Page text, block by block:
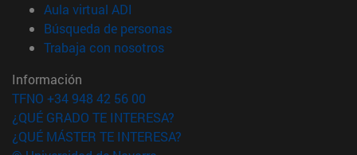
Aula virtual ADI
Búsqueda de personas(abre en nueva ventana)
Trabaja con nosotros(abre en nueva ventana)
Información
TFNO +34 948 42 56 00
¿QUÉ GRADO TE INTERESA?
¿QUÉ MÁSTER TE INTERESA?